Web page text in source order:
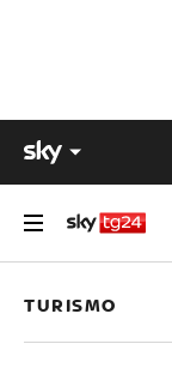
TURISMO